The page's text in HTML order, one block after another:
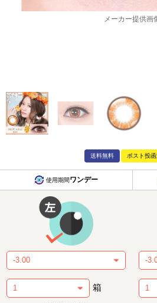
メーカー提供画
送料無料 ポスト投
使用期間ワンデー
箱